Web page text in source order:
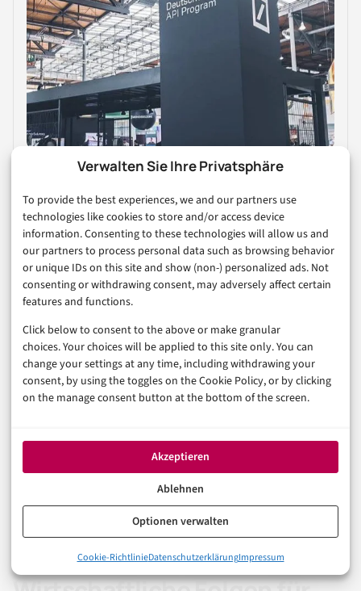
Verwalten Sie Ihre Privatsphäre
To provide the best experiences, we and our partners use
technologies like cookies to store and/or access device
information. Consenting to these technologies will allow us and
our partners to process personal data such as browsing behavior
or unique IDs on this site and show (non-) personalized ads. Not
consenting or withdrawing consent, may adversely affect certain
features and functions.
Click below to consent to the above or make granular
choices. Your choices will be applied to this site only. You can
change your settings at any time, including withdrawing your
consent, by using the toggles on the Cookie Policy, or by clicking
on the manage consent button at the bottom of the screen.
Akzeptieren
Ablehnen
Optionen verwalten
Cookie-RichtlinieDatenschutzerklärungImpressum
AgeCertificate – User Experience durch einen
optimieren
14. Januar 2019
KI-basierte Inhaltserkennung
Künstliche Intelligenz könnte pornografische Inhalte
automatisch erkennen und nur für verifizierte
Erwachsene freigeben. Diese Technologie würde keine
verschiedene Arten problematischer Inhalte reagieren.
Die Herausforderung liegt in der Definition dessen, was
als „jugendgefährdend“ gilt, und der Vermeidung von
Overblocking harmlosen Inhalten.
Warum Pornhub und YouPorn in Deutschland gesperrt sind